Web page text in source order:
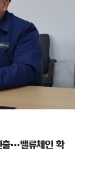
출…밸류체인 확